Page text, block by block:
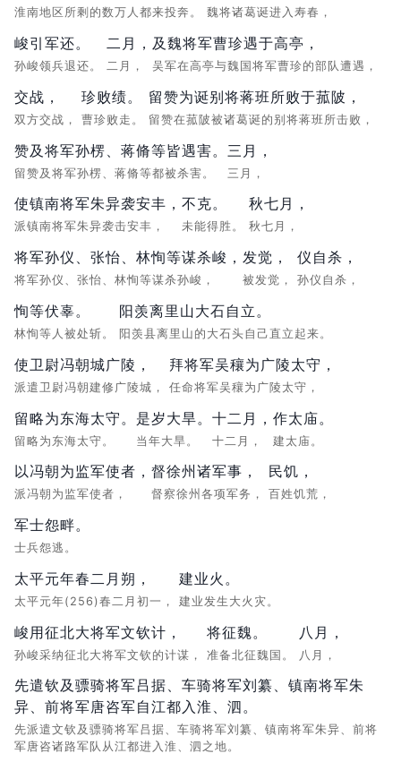
淮南地区所剩的数万人都来投奔。 魏将诸葛诞进入寿春，
峻引军还。
孙峻领兵退还。
二月，
二月，
及魏将军曹珍遇于高亭，
吴军在高亭与魏国将军曹珍的部队遭遇，
交战，
双方交战，
珍败绩。
曹珍败走。
留赞为诞别将蒋班所败于菰陂，
留赞在菰陂被诸葛诞的别将蒋班所击败，
赞及将军孙楞、蒋脩等皆遇害。
留赞及将军孙楞、蒋脩等都被杀害。
三月，
三月，
使镇南将军朱异袭安丰，
派镇南将军朱异袭击安丰，
不克。
未能得胜。
秋七月，
秋七月，
将军孙仪、张怡、林恂等谋杀峻，
将军孙仪、张怡、林恂等谋杀孙峻，
发觉，
被发觉，
仪自杀，
孙仪自杀，
恂等伏辜。
林恂等人被处斩。
阳羡离里山大石自立。
阳羡县离里山的大石头自己直立起来。
使卫尉冯朝城广陵，
派遣卫尉冯朝建修广陵城，
拜将军吴穰为广陵太守，
任命将军吴穰为广陵太守，
留略为东海太守。
留略为东海太守。
是岁大旱。
当年大旱。
十二月，
十二月，
作太庙。
建太庙。
以冯朝为监军使者，
派冯朝为监军使者，
督徐州诸军事，
督察徐州各项军务，
民饥，
百姓饥荒，
军士怨畔。
士兵怨逃。
太平元年春二月朔，
太平元年(256)春二月初一，
建业火。
建业发生大火灾。
峻用征北大将军文钦计，
孙峻采纳征北大将军文钦的计谋，
将征魏。
准备北征魏国。
八月，
八月，
先遣钦及骠骑将军吕据、车骑将军刘纂、镇南将军朱
异、前将军唐咨军自江都入淮、泗。
先派遣文钦及骠骑将军吕据、车骑将军刘纂、镇南将军朱异、前将
军唐咨诸路军队从江都进入淮、泗之地。